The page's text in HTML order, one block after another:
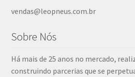
vendas@leopneus.com.br
Sobre Nós
Há mais de 25 anos no mercado,
construindo parcerias que se